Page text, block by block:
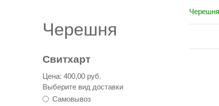
Черешня
Черешня
Свитхарт
Цена: 400,00 руб.
Выберите вид доставки
Самовывоз